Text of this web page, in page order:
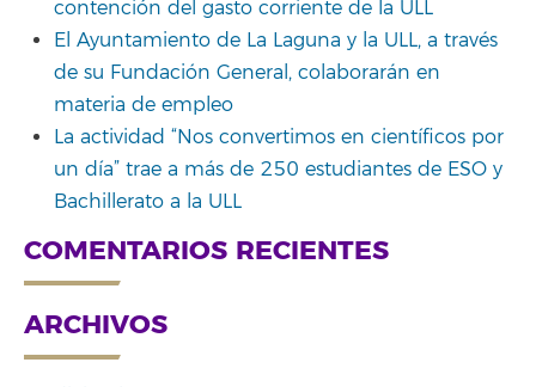
contención del gasto corriente de la ULL
El Ayuntamiento de La Laguna y la ULL, a través
de su Fundación General, colaborarán en
materia de empleo
La actividad “Nos convertimos en científicos por
un día” trae a más de 250 estudiantes de ESO y
Bachillerato a la ULL
COMENTARIOS RECIENTES
ARCHIVOS